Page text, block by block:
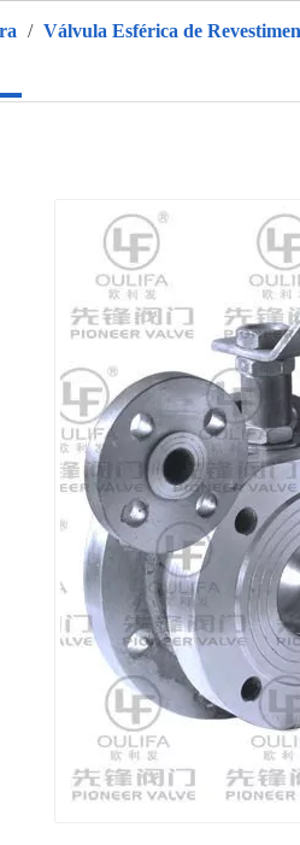
/ Válvula Esférica de